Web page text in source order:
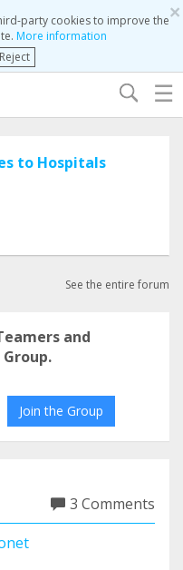
×
party cookies to improve the
More information
Reject
☰
to Hospitals
See the entire forum
and
Join the Group
3 Comments